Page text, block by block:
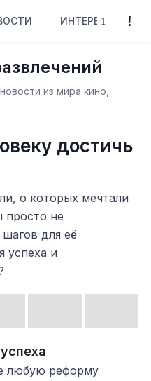
ИНТЕРЕСНОЕ
из мира кино,
достичь
о которых мечтали
просто не
для её
успеха и
любую реформу